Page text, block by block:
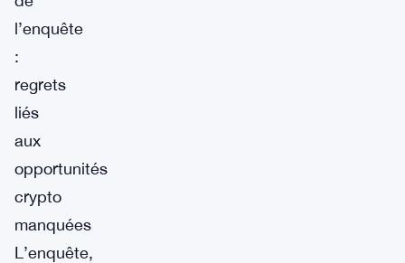
l’enquête
:
regrets
liés
aux
opportunités
crypto
manquées
L’enquête,